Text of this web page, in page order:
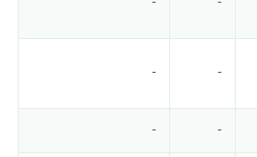
–
–
–
–
–
–